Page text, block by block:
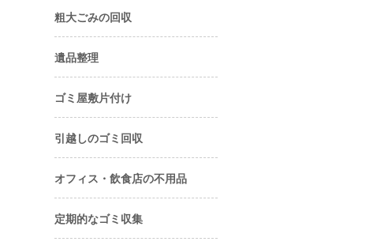
粗大ごみの回収
遺品整理
ゴミ屋敷片付け
引越しのゴミ回収
オフィス・飲食店の不用品
定期的なゴミ収集